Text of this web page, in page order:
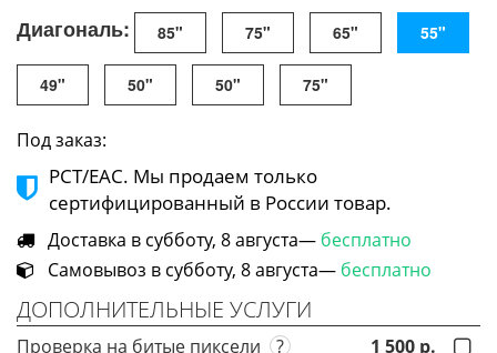
Диагональ: 85" 75" 65" 55"
49" 50" 50" 75"
Под заказ:
РСТ/ЕАС. Мы продаем только
сертифицированный в России товар.
Доставка в субботу, 8 августа— бесплатно
Самовывоз в субботу, 8 августа— бесплатно
ДОПОЛНИТЕЛЬНЫЕ УСЛУГИ
Проверка на битые пиксели ?
1 500 р.